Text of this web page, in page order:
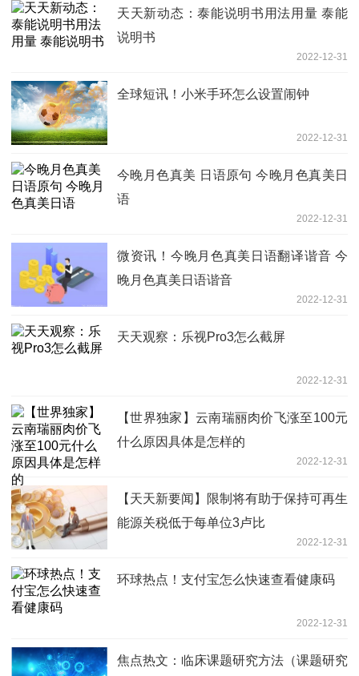
天天新动态：泰能说明书用法用量 泰能
说明书
2022-12-31
全球短讯！小米手环怎么设置闹钟
2022-12-31
今晚月色真美 日语原句 今晚月色真美日
语
2022-12-31
微资讯！今晚月色真美日语翻译谐音 今
晚月色真美日语谐音
2022-12-31
天天观察：乐视Pro3怎么截屏
2022-12-31
【世界独家】云南瑞丽肉价飞涨至100元
什么原因具体是怎样的
2022-12-31
【天天新要闻】限制将有助于保持可再生
能源关税低于每单位3卢比
2022-12-31
环球热点！支付宝怎么快速查看健康码
2022-12-31
焦点热文：临床课题研究方法（课题研究